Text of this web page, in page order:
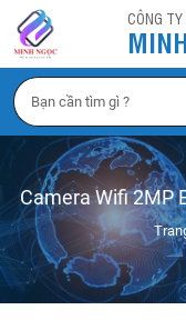
CÔNG
Camera Wifi 2MP